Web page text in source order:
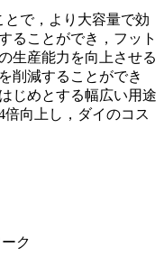
とで，より大容量で効
ることができ，フット
生産能力を向上させる
削減することができ
じめとする幅広い用途
向上し，ダイのコス
ク